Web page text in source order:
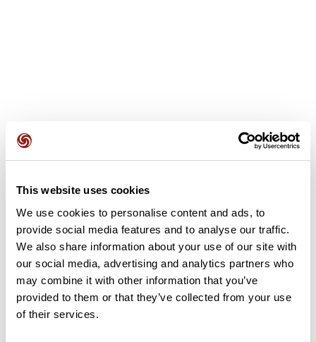
This website uses cookies
We use cookies to personalise content and ads, to
provide social media features and to analyse our traffic.
We also share information about your use of our site with
our social media, advertising and analytics partners who
may combine it with other information that you’ve
provided to them or that they’ve collected from your use
of their services.
Avis des utilisateurs
Soyez le premier à ajouter un avis !
Ajouter un avis
Résumé